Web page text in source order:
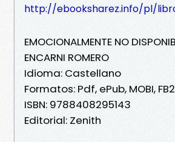
http://ebooksharez.info/pl/
EMOCIONALMENTE NO
ENCARNI ROMERO
Idioma: Castellano
Formatos: Pdf, ePub, MOBI, FB2
ISBN: 9788408295143
Editorial: Zenith